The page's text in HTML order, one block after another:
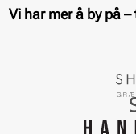
Vi har mer å by på